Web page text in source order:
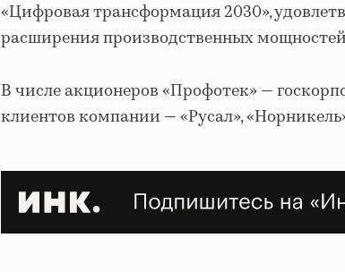
«Цифровая трансформация 2030»,
расширения производственных
В числе акционеров «Профотек» —
клиентов компании — «Русал»,